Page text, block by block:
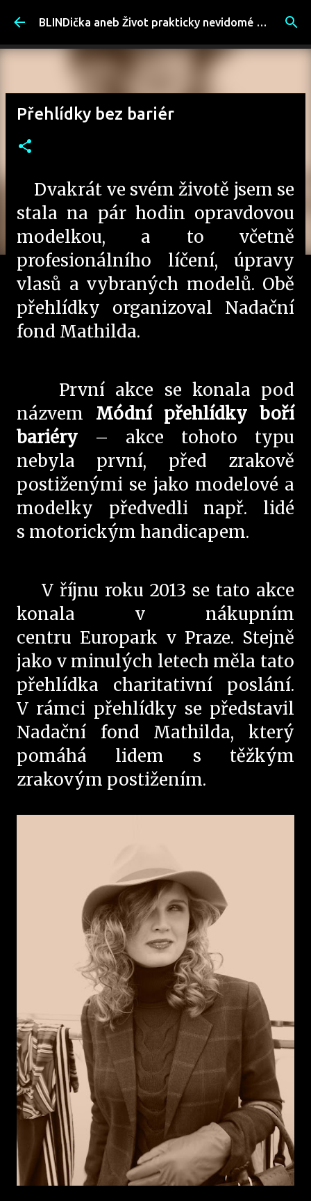
Přeskočit na hlavní obsah BLINDička aneb Život prakticky nevidomé ženy
Přehlídky bez bariér
Dvakrát ve svém životě jsem se
stala na pár hodin opravdovou
modelkou, a to včetně
profesionálního líčení, úpravy
vlasů a vybraných modelů. Obě
přehlídky organizoval Nadační
fond Mathilda.
První akce se konala pod
názvem Módní přehlídky boří
bariéry – akce tohoto typu
nebyla první, před zrakově
postiženými se jako modelové a
modelky předvedli např. lidé
s motorickým handicapem.
V říjnu roku 2013 se tato akce
konala v nákupním
centru Europark v Praze. Stejně
jako v minulých letech měla tato
přehlídka charitativní poslání.
V rámci přehlídky se představil
Nadační fond Mathilda, který
pomáhá lidem s těžkým
zrakovým postižením.